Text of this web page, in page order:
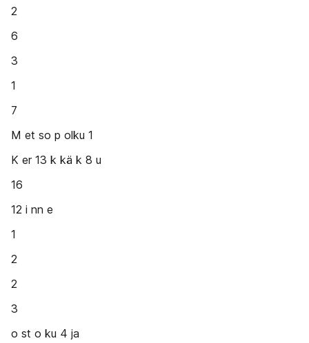
2
6
3
1
7
M et so p olku 1
K er 13 k kä k 8 u
16
12 i nn e
1
2
2
3
o st o ku 4 ja